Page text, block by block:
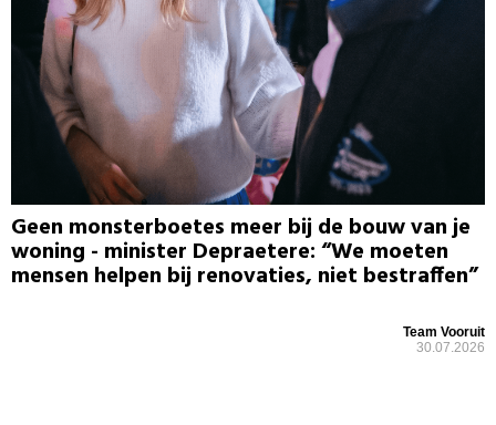
Geen monsterboetes meer bij de bouw van je
woning - minister Depraetere: “We moeten
mensen helpen bij renovaties, niet bestraffen”
Team Vooruit
30.07.2026